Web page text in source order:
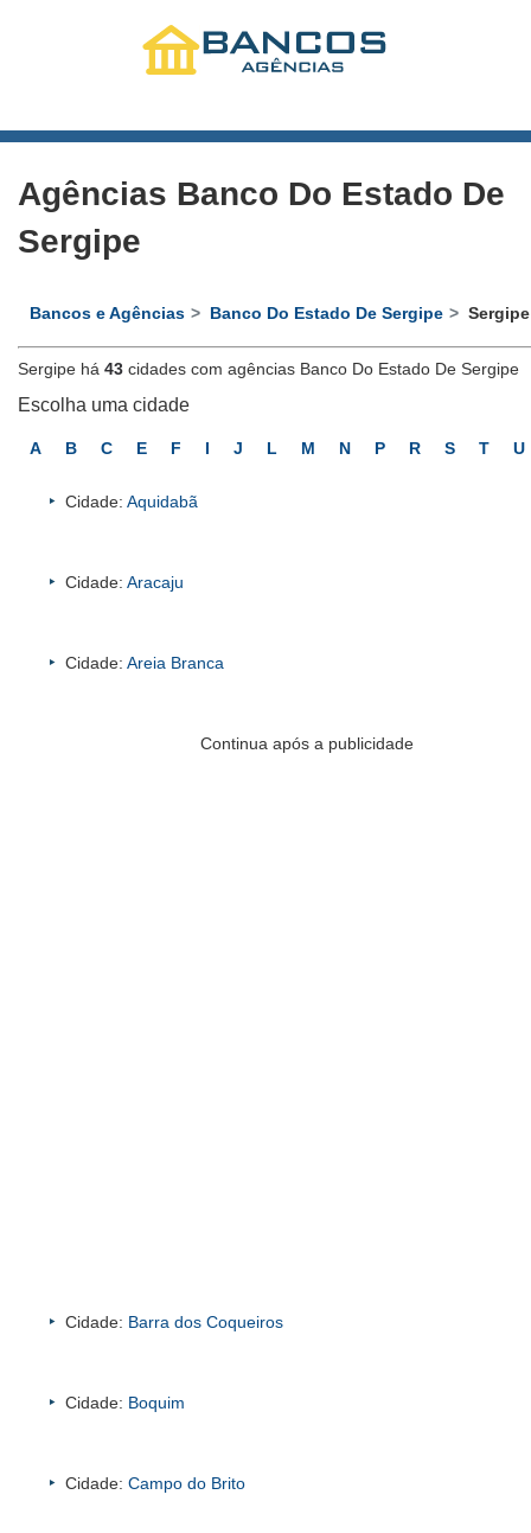
Agências Banco Do Estado De
Sergipe
Bancos e Agências Banco Do Estado De Sergipe Sergipe
Sergipe há 43 cidades com agências Banco Do Estado De Sergipe
Escolha uma cidade
A B C E F I J L M N P R S T U
Cidade: Aquidabã
Cidade: Aracaju
Cidade: Areia Branca
Continua após a publicidade
Cidade: Barra dos Coqueiros
Cidade: Boquim
Cidade: Campo do Brito